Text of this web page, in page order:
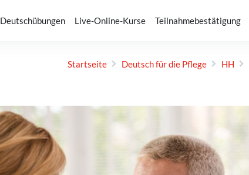
Deutschübungen Live-Online-Kurse Teilnahmebestätigung
Startseite Deutsch für die Pflege HH